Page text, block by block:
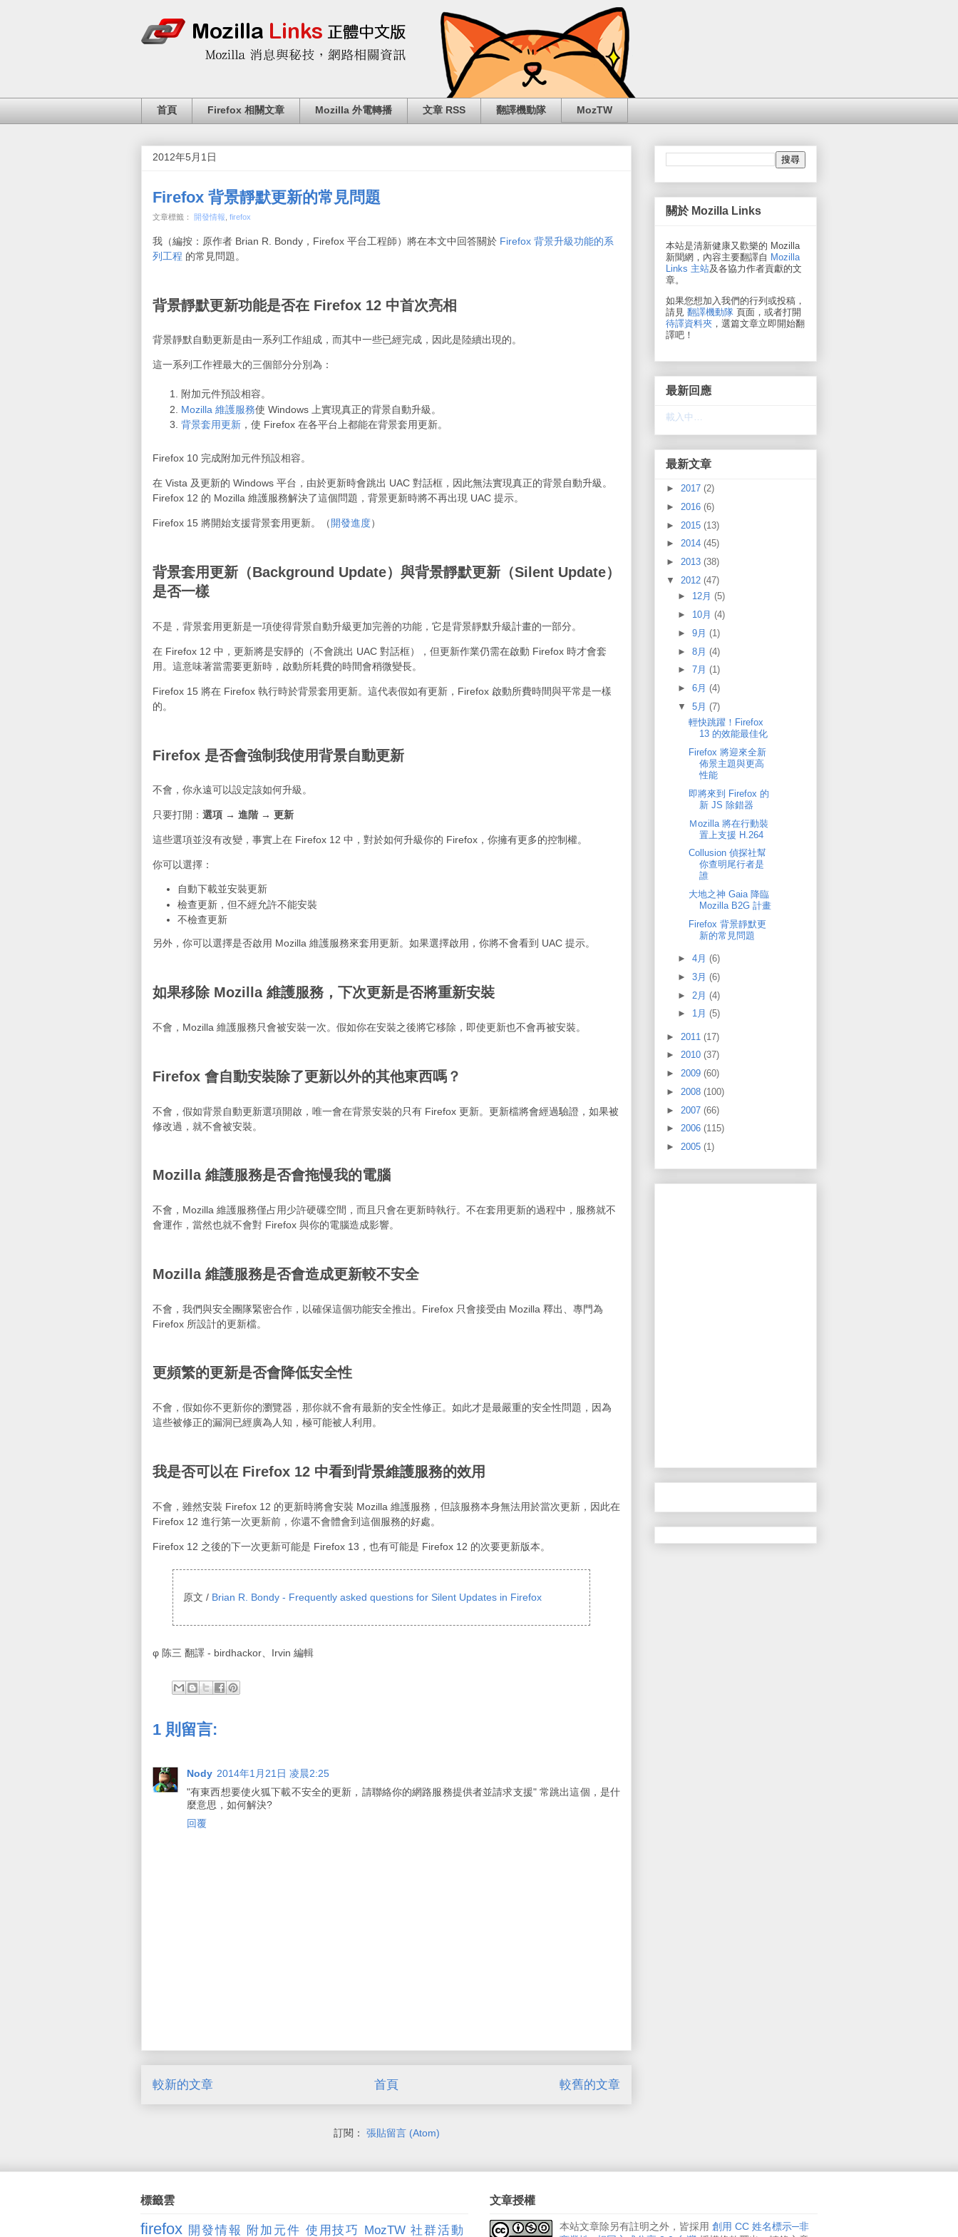
首頁 Firefox 相關文章 Mozilla 外電轉播 文章 RSS 翻譯機動隊 MozTW
2012年5月1日
Firefox 背景靜默更新的常見問題
文章標籤： 開發情報 firefox
我（編按：原作者 Brian R. Bondy，Firefox 平台工程師）將在本文中回答關於 Firefox 背景升級功能的系
列工程 的常見問題。
背景靜默更新功能是否在 Firefox 12 中首次亮相
背景靜默自動更新是由一系列工作組成，而其中一些已經完成，因此是陸續出現的。
這一系列工作裡最大的三個部分分別為：
附加元件預設相容。
Mozilla 維護服務使 Windows 上實現真正的背景自動升級。
背景套用更新 ，使 Firefox 在各平台上都能在背景套用更新。
Firefox 10 完成附加元件預設相容。
在 Vista 及更新的 Windows 平台，由於更新時會跳出 UAC 對話框，因此無法實現真正的背景自動升級。
Firefox 12 的 Mozilla 維護服務解決了這個問題，背景更新時將不再出現 UAC 提示。
Firefox 15 將開始支援背景套用更新。（ 開發進度）
背景套用更新（Background Update）與背景靜默更新（Silent Update）
是否一樣
不是，背景套用更新是一項使得背景自動升級更加完善的功能，它是背景靜默升級計畫的一部分。
在 Firefox 12 中，更新將是安靜的（不會跳出 UAC 對話框），但更新作業仍需在啟動 Firefox 時才會套
用。這意味著當需要更新時，啟動所耗費的時間會稍微變長。
Firefox 15 將在 Firefox 執行時於背景套用更新。這代表假如有更新，Firefox 啟動所費時間與平常是一樣
的。
Firefox 是否會強制我使用背景自動更新
不會，你永遠可以設定該如何升級。
只要打開： 選項 → 進階 → 更新
這些選項並沒有改變，事實上在 Firefox 12 中，對於如何升級你的 Firefox，你擁有更多的控制權。
你可以選擇：
自動下載並安裝更新
檢查更新，但不經允許不能安裝
不檢查更新
另外，你可以選擇是否啟用 Mozilla 維護服務來套用更新。如果選擇啟用，你將不會看到 UAC 提示。
如果移除 Mozilla 維護服務，下次更新是否將重新安裝
不會，Mozilla 維護服務只會被安裝一次。假如你在安裝之後將它移除，即使更新也不會再被安裝。
Firefox 會自動安裝除了更新以外的其他東西嗎？
不會，假如背景自動更新選項開啟，唯一會在背景安裝的只有 Firefox 更新。更新檔將會經過驗證，如果被
修改過，就不會被安裝。
Mozilla 維護服務是否會拖慢我的電腦
不會，Mozilla 維護服務僅占用少許硬碟空間，而且只會在更新時執行。不在套用更新的過程中，服務就不
會運作，當然也就不會對 Firefox 與你的電腦造成影響。
Mozilla 維護服務是否會造成更新較不安全
不會，我們與安全團隊緊密合作，以確保這個功能安全推出。Firefox 只會接受由 Mozilla 釋出、專門為
Firefox 所設計的更新檔。
更頻繁的更新是否會降低安全性
不會，假如你不更新你的瀏覽器，那你就不會有最新的安全性修正。如此才是最嚴重的安全性問題，因為
這些被修正的漏洞已經廣為人知，極可能被人利用。
我是否可以在 Firefox 12 中看到背景維護服務的效用
不會，雖然安裝 Firefox 12 的更新時將會安裝 Mozilla 維護服務，但該服務本身無法用於當次更新，因此在
Firefox 12 進行第一次更新前，你還不會體會到這個服務的好處。
Firefox 12 之後的下一次更新可能是 Firefox 13，也有可能是 Firefox 12 的次要更新版本。
原文 / Brian R. Bondy - Frequently asked questions for Silent Updates in Firefox
φ 陈三 翻譯 - birdhackor、Irvin 編輯
1 則留言:
Nody 2014年1月21日 凌晨2:25
"有東西想要使火狐下載不安全的更新，請聯絡你的網路服務提供者並請求支援" 常跳出這個，是什
麼意思，如何解決?
回覆
較新的文章 較舊的文章
首頁
訂閱： 張貼留言 (Atom)
關於 Mozilla Links
本站是清新健康又歡樂的 Mozilla
新聞網，內容主要翻譯自 Mozilla
Links 主站及各協力作者貢獻的文
章。
如果您想加入我們的行列或投稿，
請見 翻譯機動隊 頁面，或者打開
待譯資料夾 ，選篇文章立即開始翻
譯吧！
最新回應
載入中…
最新文章
► 2017 (2)
► 2016 (6)
► 2015 (13)
► 2014 (45)
► 2013 (38)
▼ 2012 (47)
► 12月 (5)
► 10月 (4)
► 9月 (1)
► 8月 (4)
► 7月 (1)
► 6月 (4)
▼ 5月 (7)
輕快跳躍！Firefox
13 的效能最佳化
Firefox 將迎來全新
佈景主題與更高
性能
即將來到 Firefox 的
新 JS 除錯器
Ｍozilla 將在行動裝
置上支援 H.264
Collusion 偵探社幫
你查明尾行者是
誰
大地之神 Gaia 降臨
Mozilla B2G 計畫
Firefox 背景靜默更
新的常見問題
► 4月 (6)
► 3月 (6)
► 2月 (4)
► 1月 (5)
► 2011 (17)
► 2010 (37)
► 2009 (60)
► 2008 (100)
► 2007 (66)
► 2006 (115)
► 2005 (1)
標籤雲
firefox 開發情報 附加元件 使用技巧 MozTW 社群活動
文章授權
本站文章除另有註明之外，皆採用 創用 CC 姓名標示─非